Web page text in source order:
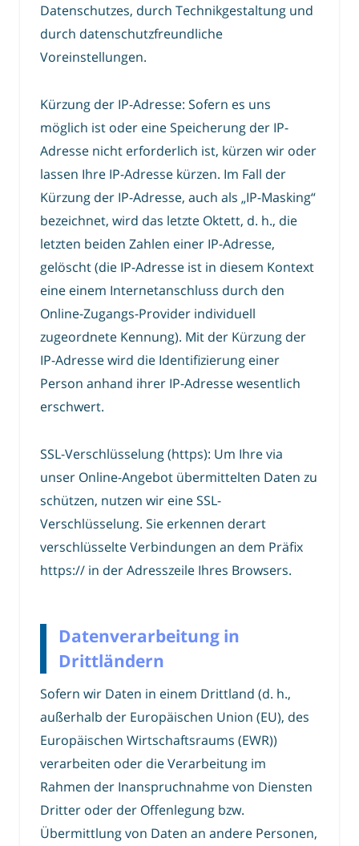
Datenschutzes, durch Technikgestaltung und
durch datenschutzfreundliche
Voreinstellungen.
Kürzung der IP-Adresse: Sofern es uns
möglich ist oder eine Speicherung der IP-
Adresse nicht erforderlich ist, kürzen wir oder
lassen Ihre IP-Adresse kürzen. Im Fall der
Kürzung der IP-Adresse, auch als „IP-Masking“
bezeichnet, wird das letzte Oktett, d. h., die
letzten beiden Zahlen einer IP-Adresse,
gelöscht (die IP-Adresse ist in diesem Kontext
eine einem Internetanschluss durch den
Online-Zugangs-Provider individuell
zugeordnete Kennung). Mit der Kürzung der
IP-Adresse wird die Identifizierung einer
Person anhand ihrer IP-Adresse wesentlich
erschwert.
SSL-Verschlüsselung (https): Um Ihre via
unser Online-Angebot übermittelten Daten zu
schützen, nutzen wir eine SSL-
Verschlüsselung. Sie erkennen derart
verschlüsselte Verbindungen an dem Präfix
https:// in der Adresszeile Ihres Browsers.
Datenverarbeitung in
Drittländern
Sofern wir Daten in einem Drittland (d. h.,
außerhalb der Europäischen Union (EU), des
Europäischen Wirtschaftsraums (EWR))
verarbeiten oder die Verarbeitung im
Rahmen der Inanspruchnahme von Diensten
Dritter oder der Offenlegung bzw.
Übermittlung von Daten an andere Personen,